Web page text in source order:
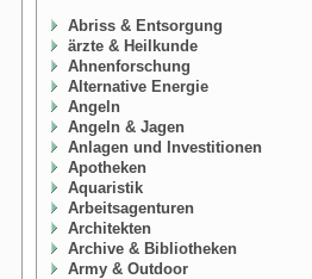
Abriss & Entsorgung
ärzte & Heilkunde
Ahnenforschung
Alternative Energie
Angeln
Angeln & Jagen
Anlagen und Investitionen
Apotheken
Aquaristik
Arbeitsagenturen
Architekten
Archive & Bibliotheken
Army & Outdoor